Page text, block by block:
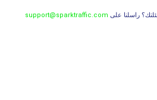
راسلنا على support@sparktraffic.com